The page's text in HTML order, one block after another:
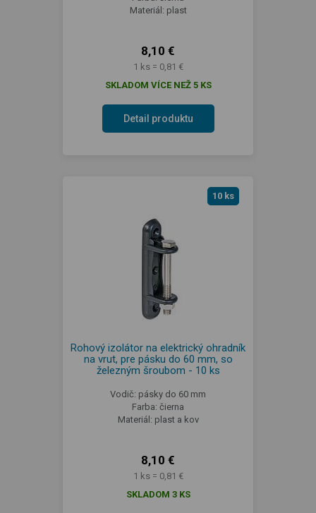
Materiál: plast
8,10 €
1 ks = 0,81 €
SKLADOM VÍCE NEŽ 5 KS
Detail produktu
10 ks
Rohový izolátor na elektrický ohradník
na vrut, pre pásku do 60 mm, so
železným šroubom - 10 ks
Vodič: pásky do 60 mm
Farba: čierna
Materiál: plast a kov
8,10 €
1 ks = 0,81 €
SKLADOM 3 KS